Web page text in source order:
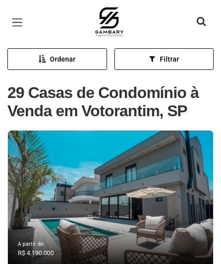
Página inicial
Ordenar Filtrar
29 Casas de Condomínio à
Venda em Votorantim, SP
A partir de:
R$ 4.190.000